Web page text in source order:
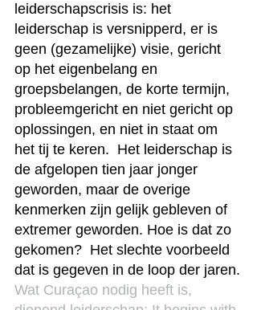
leiderschapscrisis is: het
leiderschap is versnipperd, er is
geen (gezamelijke) visie, gericht
op het eigenbelang en
groepsbelangen, de korte termijn,
probleemgericht en niet gericht op
oplossingen, en niet in staat om
het tij te keren.  Het leiderschap is
de afgelopen tien jaar jonger
geworden, maar de overige
kenmerken zijn gelijk gebleven of
extremer geworden. Hoe is dat zo
gekomen?  Het slechte voorbeeld
dat is gegeven in de loop der jaren.
Wat Curaçao nodig heeft is,